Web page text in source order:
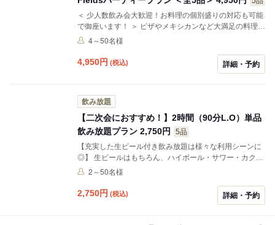
＜ 少人数飲み会大歓迎！お料理の個別盛りの対応も可能
で御座います！ ＞ ピザやメキシカンなど大満足の料理
に、2時間の飲み放題がついたパーティーコース4,950円
ビール・サワー・カクテルと充実の飲み放題☆ ※料金・
4～50名様
4,950円 (税込) 詳細・予約
飲み放題
【二次会におすすめ！】2時間（90分L.O）単品
飲み放題プラン 2,750円
5品
【充実した生ビール付き飲み放題は様々な利用シーンに
◎】 生ビールはもちろん、ハイボール・サワー・カクテ
ル・焼酎など約30種と豊富な種類！ 1時間あたり3杯以
次会利用にもお薦めです！
2～50名様
2,750円 (税込) 詳細・予約